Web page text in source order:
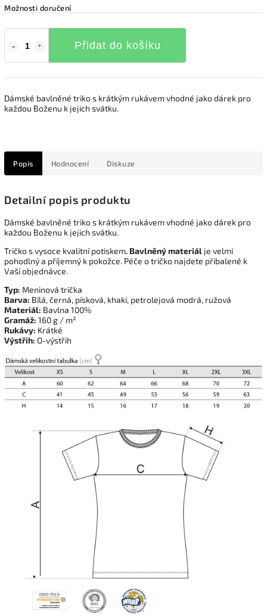
Možnosti doručení
Přidat do košíku
Dámské bavlněné triko s krátkým rukávem vhodné jako dárek pro
každou Boženu k jejich svátku.
Popis Hodnocení Diskuze
Detailní popis produktu
Dámské bavlněné triko s krátkým rukávem vhodné jako dárek pro
každou Boženu k jejich svátku.
Tričko s vysoce kvalitní potiskem. Bavlněný materiál je velmi
pohodlný a příjemný k pokožce. Péče o tričko najdete přibalené k
Vaší objednávce.
Typ: Meninová trička
Barva: Bílá, černá, písková, khaki, petrolejová modrá, ružová
Materiál: Bavlna 100%
Gramáž: 160 g / m²
Rukávy: Krátké
Výstřih: O-výstřih